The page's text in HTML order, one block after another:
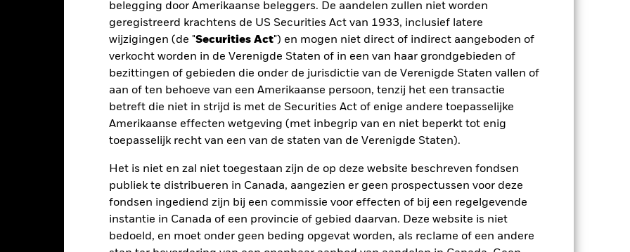
belegging door Amerikaanse beleggers. De aandelen zullen niet worden
geregistreerd krachtens de US Securities Act van 1933, inclusief latere
wijzigingen (de "Securities Act") en mogen niet direct of indirect aangeboden of
verkocht worden in de Verenigde Staten of in een van haar grondgebieden of
bezittingen of gebieden die onder de jurisdictie van de Verenigde Staten vallen of
aan of ten behoeve van een Amerikaanse persoon, tenzij het een transactie
betreft die niet in strijd is met de Securities Act of enige andere toepasselijke
Amerikaanse effecten wetgeving (met inbegrip van en niet beperkt tot enig
toepasselijk recht van een van de staten van de Verenigde Staten).
Het is niet en zal niet toegestaan zijn de op deze website beschreven fondsen
publiek te distribueren in Canada, aangezien er geen prospectussen voor deze
fondsen ingediend zijn bij een commissie voor effecten of bij een regelgevende
instantie in Canada of een provincie of gebied daarvan. Deze website is niet
bedoeld, en moet onder geen beding opgevat worden, als reclame of een andere
Historische Beperkende benchmark 1
18,9
rendement is weergegeven na aftrek van de lopende kosten. Instap-/uitstapvergoedingen worden niet in
USD UCITS Growth-benchmark (zonder afdekking van het valutarisico) werd toegepast als beperkende
tot en met 21st Nov 2024. De benchmark van het Fonds is verwijderd met ingang van 22nd Nov
getoonde cijfers hebben betrekking op de prestaties in het verleden. In het verleden behaalde resultaten
geen betrouwbare indicator voor toekomstige resultaten. Markten kunnen zich in de toekomst heel
ontwikkelen. Het kan u helpen om te beoordelen hoe het fonds in het verleden werd beheerd
prestaties worden weergegeven op basis van de netto-inventariswaarde (NIW), waarbij de bruto-inkomsten,
van toepassing, worden herbelegd. Het rendement van uw belegging kan stijgen of dalen als gevolg
valutaschommelingen als uw belegging wordt gedaan in een andere valuta dan die gebruikt in de